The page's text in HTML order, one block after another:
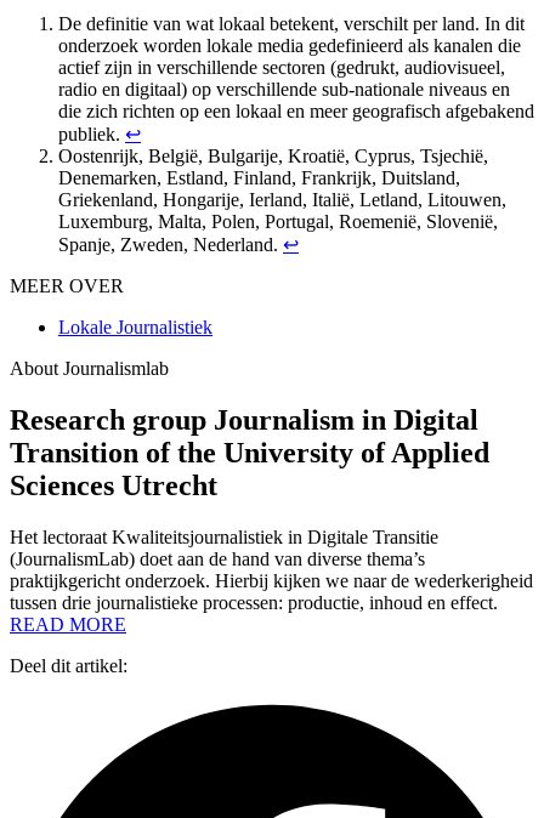
De definitie van wat lokaal betekent, verschilt per land. In dit
onderzoek worden lokale media gedefinieerd als kanalen die
actief zijn in verschillende sectoren (gedrukt, audiovisueel,
radio en digitaal) op verschillende sub-nationale niveaus en
die zich richten op een lokaal en meer geografisch afgebakend
publiek. ↩︎
Oostenrijk, België, Bulgarije, Kroatië, Cyprus, Tsjechië,
Denemarken, Estland, Finland, Frankrijk, Duitsland,
Griekenland, Hongarije, Ierland, Italië, Letland, Litouwen,
Luxemburg, Malta, Polen, Portugal, Roemenië, Slovenië,
Spanje, Zweden, Nederland. ↩︎
MEER OVER
Lokale Journalistiek
About Journalismlab
Research group Journalism in Digital
Transition of the University of Applied
Sciences Utrecht
Het lectoraat Kwaliteitsjournalistiek in Digitale Transitie
(JournalismLab) doet aan de hand van diverse thema’s
praktijkgericht onderzoek. Hierbij kijken we naar de wederkerigheid
tussen drie journalistieke processen: productie, inhoud en effect.
READ MORE
Deel dit artikel: